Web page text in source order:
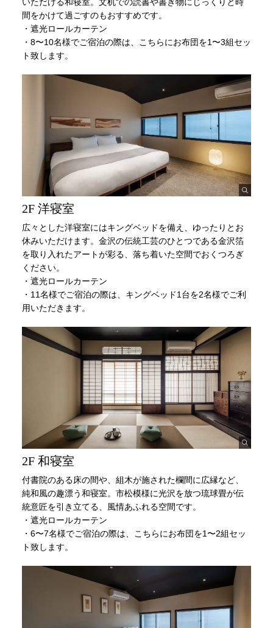
間をかけて過ごすのもおすすめです。
・遮光ロールカーテン
・8〜10名様でご宿泊の際は、こちらにお布団を1〜3組セッ
ト致します。
2F 洋寝室
広々とした洋寝室にはキングベッドを備え、ゆったりとお
休みいただけます。金沢の伝統工芸のひとつである金沢箔
を取り入れたアートが彩る、落ち着いた空間でおくつろぎ
ください。
・遮光ロールカーテン
・11名様でご宿泊の際は、キングベッド1台を2名様でご利
用いただきます。
2F 和寝室
付書院のある床の間や、組木が施された欄間に広縁など、
純和風の趣漂う和寝室。市松模様に光沢を放つ琉球畳が伝
統意匠を引き立てる、風情あふれる空間です。
・遮光ロールカーテン
・6〜7名様でご宿泊の際は、こちらにお布団を1〜2組セッ
ト致します。